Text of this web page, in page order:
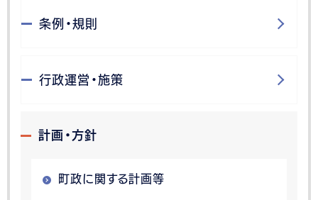
条例・規則
行政運営・施策
計画・方針
町政に関する計画等